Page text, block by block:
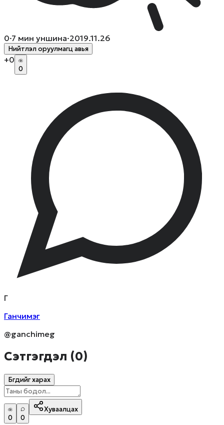
0·7 мин уншина·2019.11.26
Нийтлэл оруулмагц авья
+0
0
Г
Ганчимэг
@ganchimeg
Сэтгэгдэл (0)
Бүгдийг харах
0 0
Хуваалцах